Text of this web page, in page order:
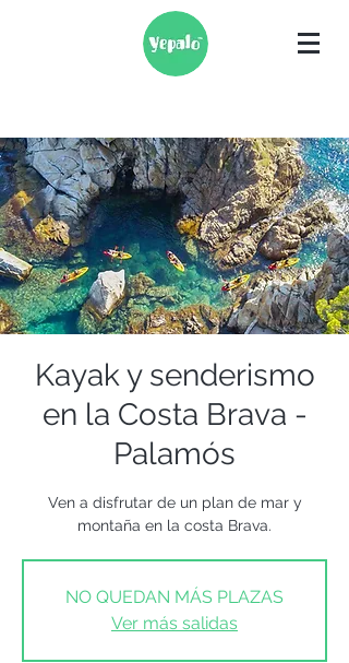
Kayak y senderismo
en la Costa Brava -
Palamós
Ven a disfrutar de un plan de mar y
montaña en la costa Brava.
NO QUEDAN MÁS PLAZAS
Ver más salidas